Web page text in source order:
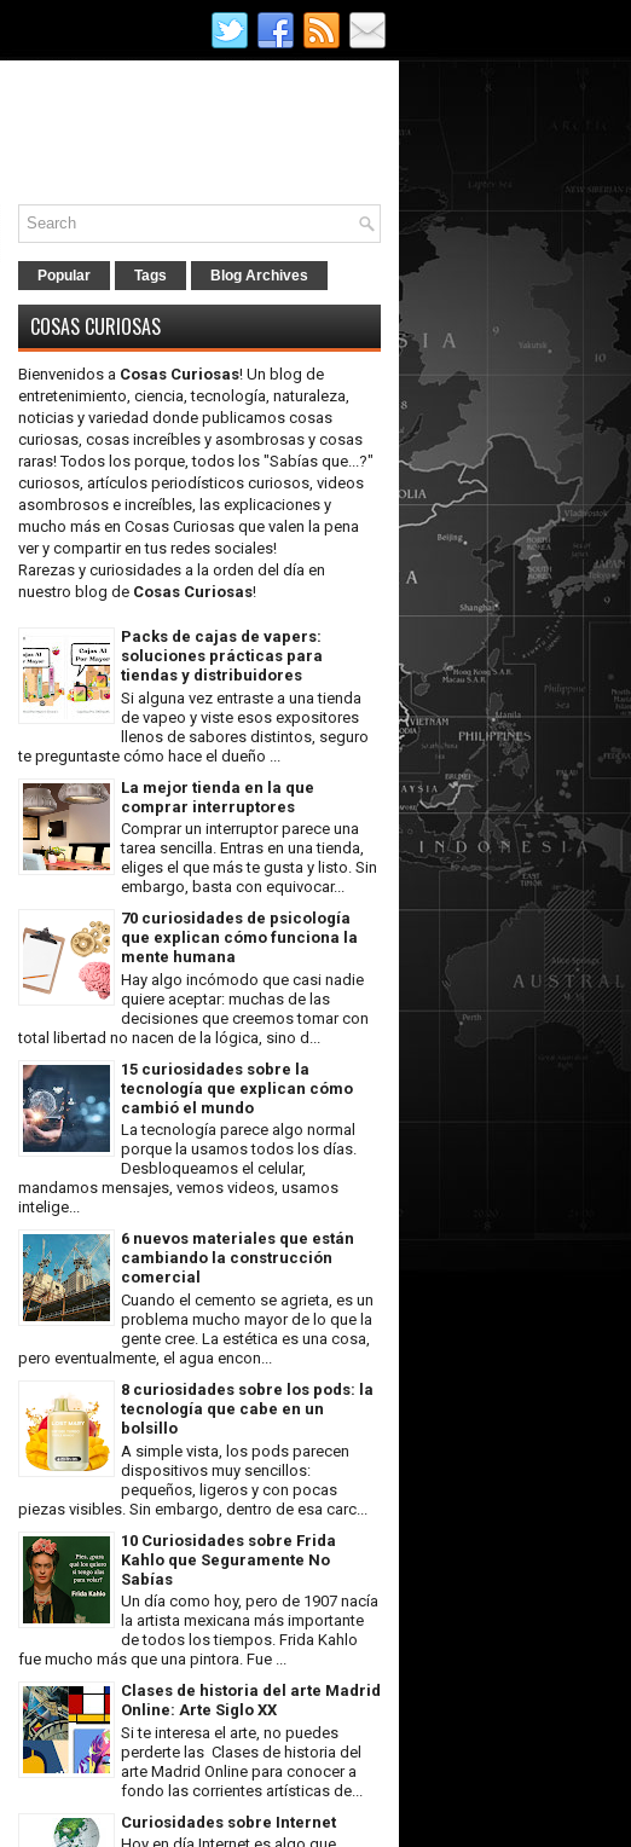
Popular Tags Blog Archives
COSAS CURIOSAS
Bienvenidos a Cosas Curiosas! Un blog de
entretenimiento, ciencia, tecnología, naturaleza,
noticias y variedad donde publicamos cosas
curiosas, cosas increíbles y asombrosas y cosas
raras! Todos los porque, todos los "Sabías que...?"
curiosos, artículos periodísticos curiosos, videos
asombrosos e increíbles, las explicaciones y
mucho más en Cosas Curiosas que valen la pena
ver y compartir en tus redes sociales!
Rarezas y curiosidades a la orden del día en
nuestro blog de Cosas Curiosas!
Packs de cajas de vapers:
soluciones prácticas para
tiendas y distribuidores
Si alguna vez entraste a una tienda
de vapeo y viste esos expositores
llenos de sabores distintos, seguro
te preguntaste cómo hace el dueño ...
La mejor tienda en la que
comprar interruptores
Comprar un interruptor parece una
tarea sencilla. Entras en una tienda,
eliges el que más te gusta y listo. Sin
embargo, basta con equivocar...
70 curiosidades de psicología
que explican cómo funciona la
mente humana
Hay algo incómodo que casi nadie
quiere aceptar: muchas de las
decisiones que creemos tomar con
total libertad no nacen de la lógica, sino d...
15 curiosidades sobre la
tecnología que explican cómo
cambió el mundo
La tecnología parece algo normal
porque la usamos todos los días.
Desbloqueamos el celular,
mandamos mensajes, vemos videos, usamos
intelige...
6 nuevos materiales que están
cambiando la construcción
comercial
Cuando el cemento se agrieta, es un
problema mucho mayor de lo que la
gente cree. La estética es una cosa,
pero eventualmente, el agua encon...
8 curiosidades sobre los pods: la
tecnología que cabe en un
bolsillo
A simple vista, los pods parecen
dispositivos muy sencillos:
pequeños, ligeros y con pocas
piezas visibles. Sin embargo, dentro de esa carc...
10 Curiosidades sobre Frida
Kahlo que Seguramente No
Sabías
Un día como hoy, pero de 1907 nacía
la artista mexicana más importante
de todos los tiempos. Frida Kahlo
fue mucho más que una pintora. Fue ...
Clases de historia del arte Madrid
Online: Arte Siglo XX
Si te interesa el arte, no puedes
perderte las Clases de historia del
arte Madrid Online para conocer a
fondo las corrientes artísticas de...
Curiosidades sobre Internet